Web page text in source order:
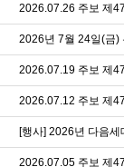
2026.07.26 주보 제
2026년 7월 24일(금)
2026.07.19 주보 제
2026.07.12 주보 제
[행사] 2026년 다음세
2026.07.05 주보 제